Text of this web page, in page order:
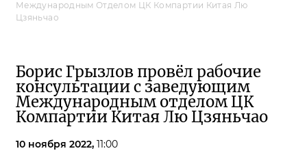
Международным Отделом ЦК Компартии Китая Лю
Цзяньчао
Борис Грызлов провёл рабочие
консультации с заведующим
Международным отделом ЦК
Компартии Китая Лю Цзяньчао
10 ноября 2022, 11:00